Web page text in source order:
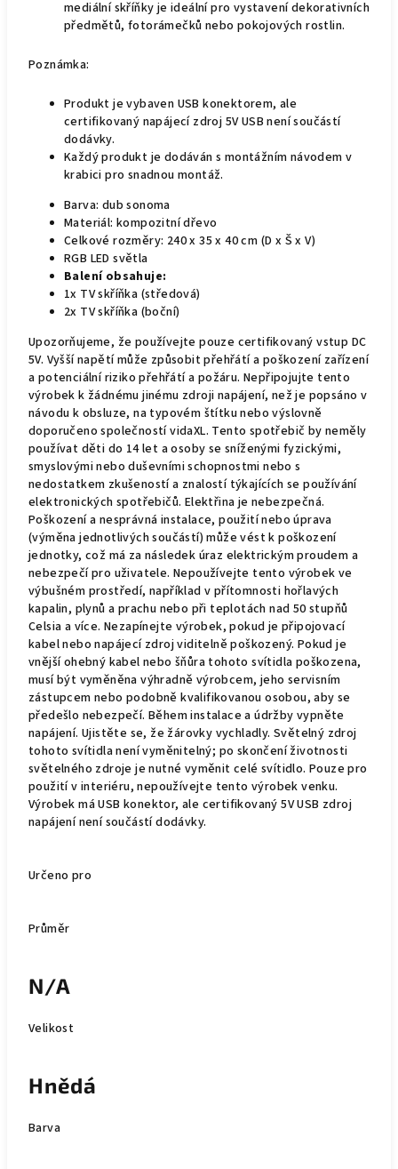
mediální skříňky je ideální pro vystavení dekorativních
předmětů, fotorámečků nebo pokojových rostlin.
Poznámka:
Produkt je vybaven USB konektorem, ale
certifikovaný napájecí zdroj 5V USB není součástí
dodávky.
Každý produkt je dodáván s montážním návodem v
krabici pro snadnou montáž.
Barva: dub sonoma
Materiál: kompozitní dřevo
Celkové rozměry: 240 x 35 x 40 cm (D x Š x V)
RGB LED světla
Balení obsahuje:
1x TV skříňka (středová)
2x TV skříňka (boční)
Upozorňujeme, že používejte pouze certifikovaný vstup DC
5V. Vyšší napětí může způsobit přehřátí a poškození zařízení
a potenciální riziko přehřátí a požáru. Nepřipojujte tento
výrobek k žádnému jinému zdroji napájení, než je popsáno v
návodu k obsluze, na typovém štítku nebo výslovně
doporučeno společností vidaXL. Tento spotřebič by neměly
používat děti do 14 let a osoby se sníženými fyzickými,
smyslovými nebo duševními schopnostmi nebo s
nedostatkem zkušeností a znalostí týkajících se používání
elektronických spotřebičů. Elektřina je nebezpečná.
Poškození a nesprávná instalace, použití nebo úprava
(výměna jednotlivých součástí) může vést k poškození
jednotky, což má za následek úraz elektrickým proudem a
nebezpečí pro uživatele. Nepoužívejte tento výrobek ve
výbušném prostředí, například v přítomnosti hořlavých
kapalin, plynů a prachu nebo při teplotách nad 50 stupňů
Celsia a více. Nezapínejte výrobek, pokud je připojovací
kabel nebo napájecí zdroj viditelně poškozený. Pokud je
vnější ohebný kabel nebo šňůra tohoto svítidla poškozena,
musí být vyměněna výhradně výrobcem, jeho servisním
zástupcem nebo podobně kvalifikovanou osobou, aby se
předešlo nebezpečí. Během instalace a údržby vypněte
napájení. Ujistěte se, že žárovky vychladly. Světelný zdroj
tohoto svítidla není vyměnitelný; po skončení životnosti
světelného zdroje je nutné vyměnit celé svítidlo. Pouze pro
použití v interiéru, nepoužívejte tento výrobek venku.
Výrobek má USB konektor, ale certifikovaný 5V USB zdroj
napájení není součástí dodávky.
Určeno pro
Průměr
N/A
Velikost
Hnědá
Barva